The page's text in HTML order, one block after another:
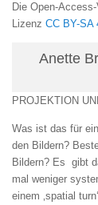
Die Open-
Lizenz CC BY-SA
Anette
PROJEKTION
Was ist das für
den Bildern?
Bildern? Es gibt
mal weniger
einem ‚spatial